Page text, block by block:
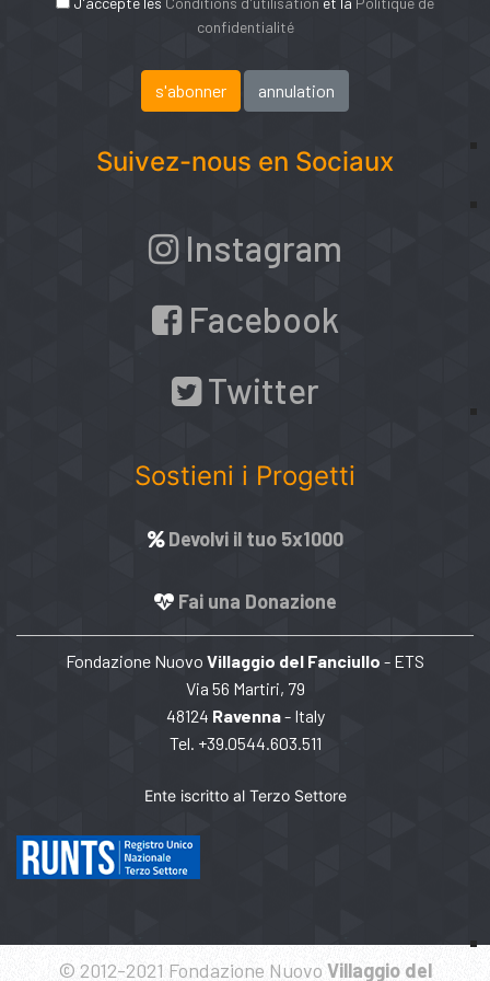
confidentialité
Suivez-nous en Sociaux
Instagram
Facebook
Twitter
Sostieni i Progetti
Devolvi il tuo 5x1000
Fai una Donazione
Fondazione Nuovo Villaggio del Fanciullo - ETS
Via 56 Martiri, 79
48124 Ravenna- Italy
Tel. +39.0544.603.511
Ente iscritto al Terzo Settore
© 2012-2021 Fondazione Nuovo Villaggio del